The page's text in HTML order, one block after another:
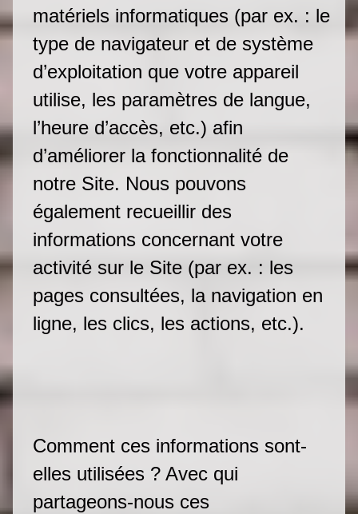
matériels informatiques (par ex. : le
type de navigateur et de système
d’exploitation que votre appareil
utilise, les paramètres de langue,
l’heure d’accès, etc.) afin
d’améliorer la fonctionnalité de
notre Site. Nous pouvons
également recueillir des
informations concernant votre
activité sur le Site (par ex. : les
pages consultées, la navigation en
ligne, les clics, les actions, etc.).
Comment ces informations sont-
elles utilisées ? Avec qui
partageons-nous ces